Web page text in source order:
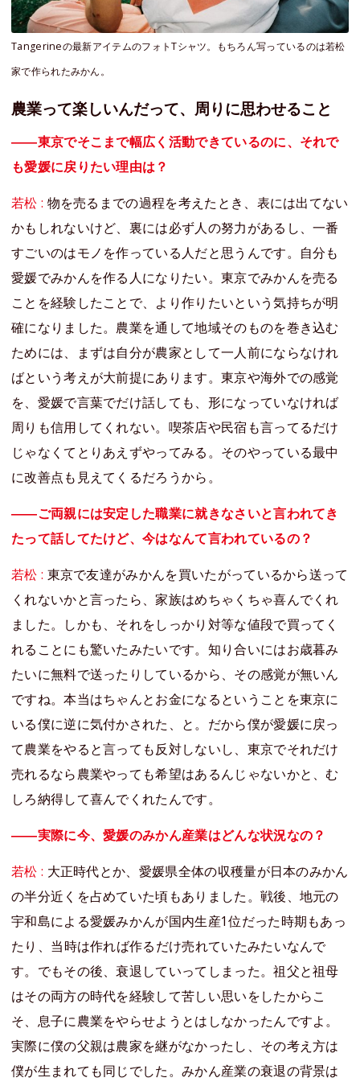
Tangerineの最新アイテムのフォトTシャツ。もちろん写っているのは若松
家で作られたみかん。
農業って楽しいんだって、周りに思わせること
――東京でそこまで幅広く活動できているのに、それで
も愛媛に戻りたい理由は？
若松 : 物を売るまでの過程を考えたとき、表には出てない
かもしれないけど、裏には必ず人の努力があるし、一番
すごいのはモノを作っている人だと思うんです。自分も
愛媛でみかんを作る人になりたい。東京でみかんを売る
ことを経験したことで、より作りたいという気持ちが明
確になりました。農業を通して地域そのものを巻き込む
ためには、まずは自分が農家として一人前にならなけれ
ばという考えが大前提にあります。東京や海外での感覚
を、愛媛で言葉でだけ話しても、形になっていなければ
周りも信用してくれない。喫茶店や民宿も言ってるだけ
じゃなくてとりあえずやってみる。そのやっている最中
に改善点も見えてくるだろうから。
――ご両親には安定した職業に就きなさいと言われてき
たって話してたけど、今はなんて言われているの？
若松 : 東京で友達がみかんを買いたがっているから送って
くれないかと言ったら、家族はめちゃくちゃ喜んでくれ
ました。しかも、それをしっかり対等な値段で買ってく
れることにも驚いたみたいです。知り合いにはお歳暮み
たいに無料で送ったりしているから、その感覚が無いん
ですね。本当はちゃんとお金になるということを東京に
いる僕に逆に気付かされた、と。だから僕が愛媛に戻っ
て農業をやると言っても反対しないし、東京でそれだけ
売れるなら農業やっても希望はあるんじゃないかと、む
しろ納得して喜んでくれたんです。
――実際に今、愛媛のみかん産業はどんな状況なの？
若松 : 大正時代とか、愛媛県全体の収穫量が日本のみかん
の半分近くを占めていた頃もありました。戦後、地元の
宇和島による愛媛みかんが国内生産1位だった時期もあっ
たり、当時は作れば作るだけ売れていたみたいなんで
す。でもその後、衰退していってしまった。祖父と祖母
はその両方の時代を経験して苦しい思いをしたからこ
そ、息子に農業をやらせようとはしなかったんですよ。
実際に僕の父親は農家を継がなかったし、その考え方は
僕が生まれても同じでした。みかん産業の衰退の背景は